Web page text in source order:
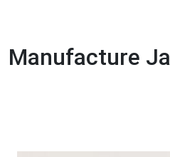
Manufacture